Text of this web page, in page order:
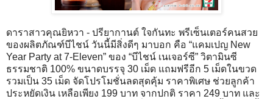
ดาราสาวคุณยิหวา - ปรียากานต์ ใจกันทะ พรีเซ็นเตอร์คนสวย
ของผลิตภัณฑ์บีไชน์ วันนี้มีสิ่งดีๆ มาบอก คือ “แคมเปญ New
Year Party at 7-Eleven” ของ “บีไชน์ เนเจอร์ซี” วิตามินซี
ธรรมชาติ 100% ขนาดบรรจุ 30 เม็ด แถมฟรีอีก 5 เม็ดในขวด
รวมเป็น 35 เม็ด จัดโปรโมชั่นลดสุดคุ้ม ราคาพิเศษ ช่วยลูกค้า
ประหยัดเงิน เหลือเพียง 199 บาท จากปกติ ราคา 249 บาท และ